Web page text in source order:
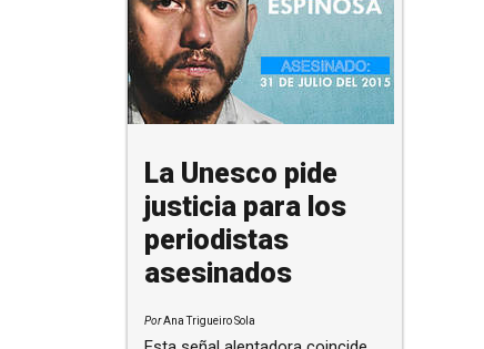
La Unesco pide
justicia para los
periodistas
asesinados
PorAna Trigueiro Sola